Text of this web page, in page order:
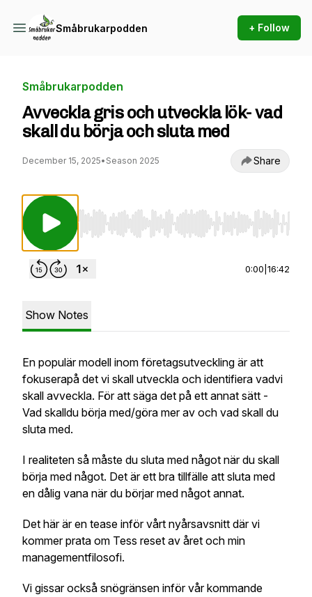
Småbrukarpodden + Follow
Småbrukarpodden
Avveckla gris och utveckla lök- vad
skall du börja och sluta med
December 15, 2025• Season 2025 Share
Use Left/Right to seek, Home/End to jump
0:00 16:42
Show Notes
En populär modell inom företagsutveckling är att
fokuserapå det vi skall utveckla och identifiera vadvi
skall avveckla. För att säga det på ett annat sätt -
Vad skalldu börja med/göra mer av och vad skall du
sluta med.
I realiteten så måste du sluta med något när du skall
börja med något. Det är ett bra tillfälle att sluta med
en dålig vana när du börjar med något annat.
Det här är en tease inför vårt nyårsavsnitt där vi
kommer prata om Tess reset av året och min
managementfilosofi.
Vi gissar också snögränsen inför vår kommande